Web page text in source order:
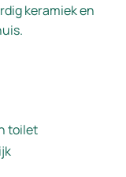
keramiek en
toilet